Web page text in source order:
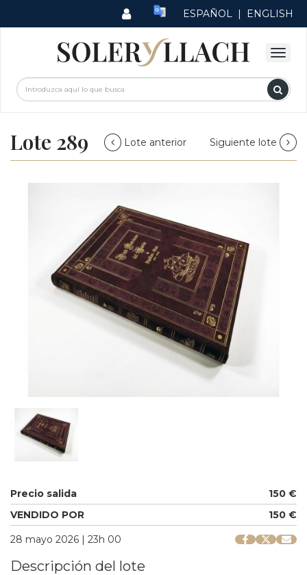
ESPAÑOL | ENGLISH
Lote 289 Lote anterior Siguiente lote
Precio salida
150 €
VENDIDO POR
150 €
28 mayo 2026 | 23h 00
Descripción del lote